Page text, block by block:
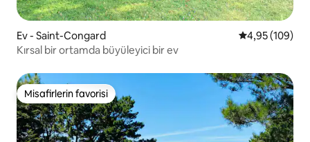
Ev - Saint-Congard 5 üzerinden
4,95 (109)
Kırsal bir ortamda büyüleyici bir ev
Misafirlerin favorisi
Misafirlerin favorisi